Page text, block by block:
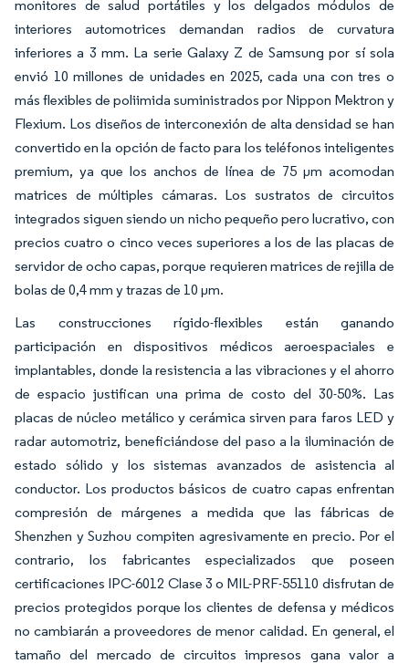
monitores de salud portátiles y los delgados módulos de
interiores automotrices demandan radios de curvatura
inferiores a 3 mm. La serie Galaxy Z de Samsung por sí sola
envió 10 millones de unidades en 2025, cada una con tres o
más flexibles de poliimida suministrados por Nippon Mektron y
Flexium. Los diseños de interconexión de alta densidad se han
convertido en la opción de facto para los teléfonos inteligentes
premium, ya que los anchos de línea de 75 µm acomodan
matrices de múltiples cámaras. Los sustratos de circuitos
integrados siguen siendo un nicho pequeño pero lucrativo, con
precios cuatro o cinco veces superiores a los de las placas de
servidor de ocho capas, porque requieren matrices de rejilla de
bolas de 0,4 mm y trazas de 10 µm.
Las construcciones rígido-flexibles están ganando
participación en dispositivos médicos aeroespaciales e
implantables, donde la resistencia a las vibraciones y el ahorro
de espacio justifican una prima de costo del 30-50%. Las
placas de núcleo metálico y cerámica sirven para faros LED y
radar automotriz, beneficiándose del paso a la iluminación de
estado sólido y los sistemas avanzados de asistencia al
conductor. Los productos básicos de cuatro capas enfrentan
compresión de márgenes a medida que las fábricas de
Shenzhen y Suzhou compiten agresivamente en precio. Por el
contrario, los fabricantes especializados que poseen
certificaciones IPC-6012 Clase 3 o MIL-PRF-55110 disfrutan de
precios protegidos porque los clientes de defensa y médicos
no cambiarán a proveedores de menor calidad. En general, el
tamaño del mercado de circuitos impresos gana valor a